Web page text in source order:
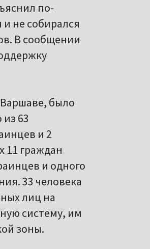
по-
не собирался
В сообщении
было
из 63
и 2
11 граждан
и одного
33 человека
лиц на
систему, им
зоны.